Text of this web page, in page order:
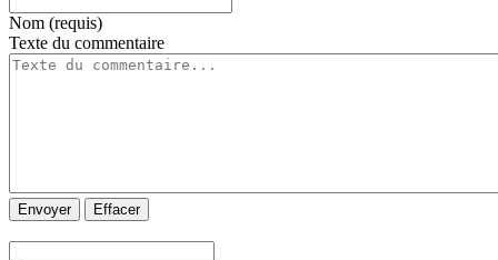
Nom (requis)
Texte du commentaire
Envoyer Effacer